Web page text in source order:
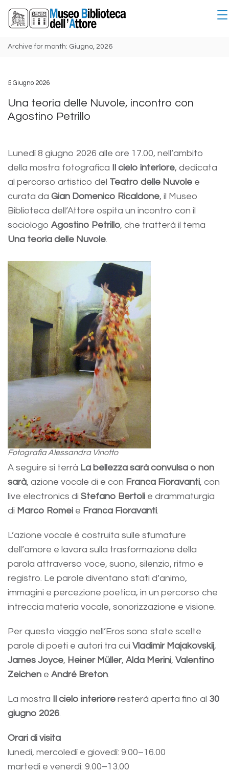
Archive for month: Giugno, 2026
5 Giugno 2026
Una teoria delle Nuvole, incontro con
Agostino Petrillo
Lunedì 8 giugno 2026 alle ore 17.00, nell’ambito
della mostra fotografica Il cielo interiore, dedicata
al percorso artistico del Teatro delle Nuvole e
curata da Gian Domenico Ricaldone, il Museo
Biblioteca dell’Attore ospita un incontro con il
sociologo Agostino Petrillo, che tratterà il tema
Una teoria delle Nuvole.
Fotografia Alessandra Vinotto
A seguire si terrà La bellezza sarà convulsa o non
sarà, azione vocale di e con Franca Fioravanti, con
live electronics di Stefano Bertoli e drammaturgia
di Marco Romei e Franca Fioravanti.
L’azione vocale è costruita sulle sfumature
dell’amore e lavora sulla trasformazione della
parola attraverso voce, suono, silenzio, ritmo e
registro. Le parole diventano stati d’animo,
immagini e percezione poetica, in un percorso che
intreccia materia vocale, sonorizzazione e visione.
Per questo viaggio nell’Eros sono state scelte
parole di poeti e autori tra cui Vladimir Majakovskij,
James Joyce, Heiner Müller, Alda Merini, Valentino
Zeichen e André Breton.
La mostra Il cielo interiore resterà aperta fino al 30
giugno 2026.
Orari di visita
lunedì, mercoledì e giovedì: 9.00–16.00
martedì e venerdì: 9.00–13.00